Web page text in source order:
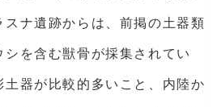
ナ遺跡からは、前掲の土器類
を含む獣骨が採集されてい
土器が比較的多いこと、内陸か